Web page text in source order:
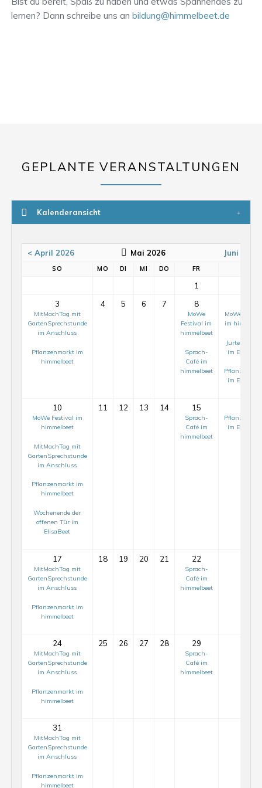
lernen? Dann schreibe uns an bildung@himmelbeet.de
GEPLANTE VERANSTALTUNGEN
Kalenderansicht
< April 2026 Mai 2026 Juni 2026
SO MO DI MI DO FR
1
3
MitMachTag mit
GartenSprechstunde
im Anschluss
Pflanzenmarkt im
himmelbeet
4 5 6 7 8
MoWe
Festival im
himmelbeet
Sprach-
Café im
himmelbeet
MoWe
im
im
im
10
MoWe Festival im
himmelbeet
MitMachTag mit
GartenSprechstunde
im Anschluss
Pflanzenmarkt im
himmelbeet
Wochenende der
offenen Tür im
ElisaBeet
11 12 13 14 15
Sprach-
Café im
himmelbeet
im
17
MitMachTag mit
GartenSprechstunde
im Anschluss
Pflanzenmarkt im
himmelbeet
18 19 20 21 22
Sprach-
Café im
himmelbeet
24
MitMachTag mit
GartenSprechstunde
im Anschluss
Pflanzenmarkt im
himmelbeet
25 26 27 28 29
Sprach-
Café im
himmelbeet
31
MitMachTag mit
GartenSprechstunde
im Anschluss
Pflanzenmarkt im
himmelbeet
Mit-
Mach-